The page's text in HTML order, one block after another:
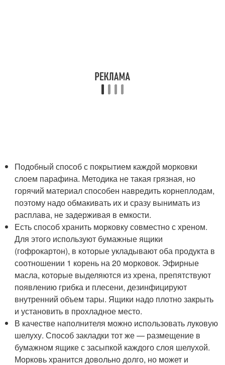
Подобный способ с покрытием каждой морковки
слоем парафина. Методика не такая грязная, но
горячий материал способен навредить корнеплодам,
поэтому надо обмакивать их и сразу вынимать из
расплава, не задерживая в емкости.
Есть способ хранить морковку совместно с хреном.
Для этого используют бумажные ящики
(гофрокартон), в которые укладывают оба продукта в
соотношении 1 корень на 20 морковок. Эфирные
масла, которые выделяются из хрена, препятствуют
появлению грибка и плесени, дезинфицируют
внутренний объем тары. Ящики надо плотно закрыть
и установить в прохладное место.
В качестве наполнителя можно использовать луковую
шелуху. Способ закладки тот же — размещение в
бумажном ящике с засыпкой каждого слоя шелухой.
Морковь хранится довольно долго, но может и